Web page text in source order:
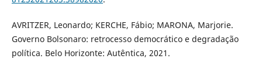
AVRITZER, Leonardo; KERCHE, Fábio; MARONA, Marjorie.
Governo Bolsonaro: retrocesso democrático e degradação
política. Belo Horizonte: Autêntica, 2021.